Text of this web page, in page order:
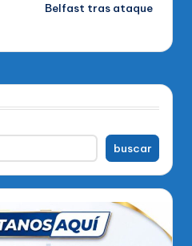
Belfast tras ataque
buscar